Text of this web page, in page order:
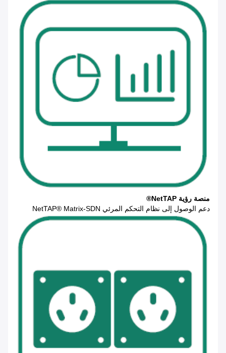
منصة رؤية NetTAP®
دعم الوصول إلى نظام التحكم المرئي NetTAP® Matrix-SDN